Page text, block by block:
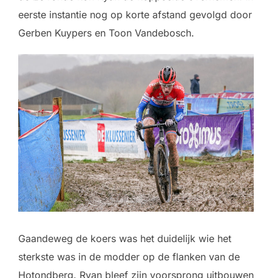
eerste instantie nog op korte afstand gevolgd door
Gerben Kuypers en Toon Vandebosch.
Gaandeweg de koers was het duidelijk wie het
sterkste was in de modder op de flanken van de
Hotondberg. Ryan bleef zijn voorsprong uitbouwen